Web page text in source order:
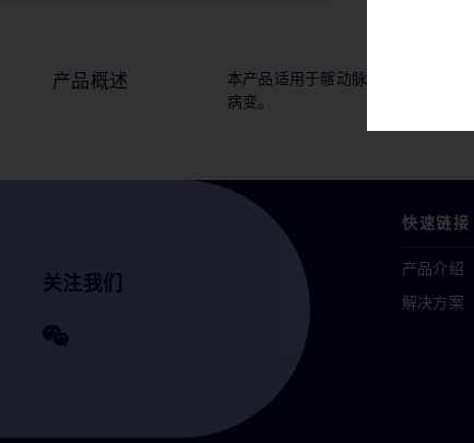
产品概述
本产品适用于髂动脉闭塞性疾病，
病变。
关注我们
快速链接
产品介绍
解决方案